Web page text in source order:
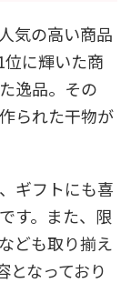
気の高い商品
に輝いた商
逸品。その
られた干物が
ギフトにも喜
す。また、限
ども取り揃え
となっており